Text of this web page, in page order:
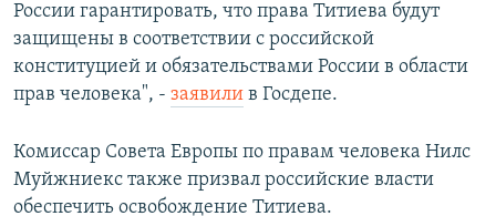
России гарантировать, что права Титиева будут
защищены в соответствии с российской
конституцией и обязательствами России в области
прав человека", - заявили в Госдепе.
Комиссар Совета Европы по правам человека Нилс
Муйжниекс также призвал российские власти
обеспечить освобождение Титиева.